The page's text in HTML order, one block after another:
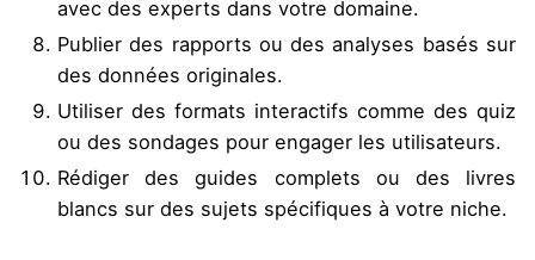
avec des experts dans votre domaine.
Publier des rapports ou des analyses basés sur
des données originales.
Utiliser des formats interactifs comme des quiz
ou des sondages pour engager les utilisateurs.
Rédiger des guides complets ou des livres
blancs sur des sujets spécifiques à votre niche.